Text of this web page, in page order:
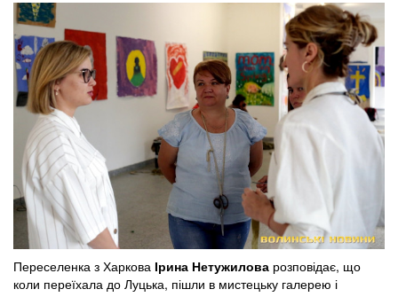
Переселенка з Харкова Ірина Нетужилова розповідає, що
коли переїхала до Луцька, пішли в мистецьку галерею і